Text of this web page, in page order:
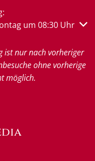
Schließzeiten
um 08:30 Uhr
ist nur nach vorheriger
ohne vorherige
möglich.